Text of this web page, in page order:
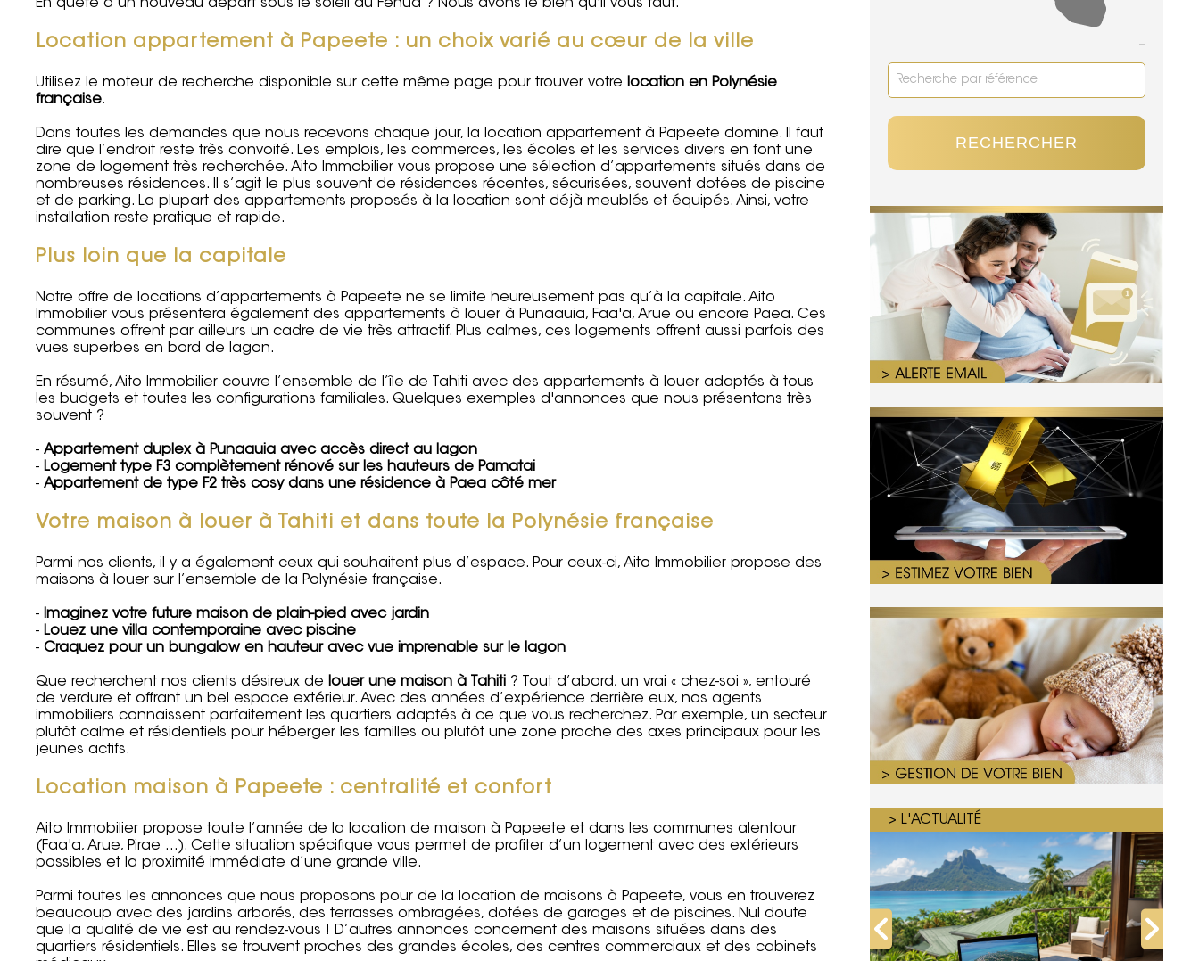
En quête d’un nouveau départ sous le soleil du Fenua ? Nous avons le bien qu'il vous faut.
Location appartement à Papeete : un choix varié au cœur de la ville
Utilisez le moteur de recherche disponible sur cette même page pour trouver votre location en Polynésie
française.
Dans toutes les demandes que nous recevons chaque jour, la location appartement à Papeete domine. Il faut
dire que l’endroit reste très convoité. Les emplois, les commerces, les écoles et les services divers en font une
zone de logement très recherchée. Aito Immobilier vous propose une sélection d’appartements situés dans de
nombreuses résidences. Il s’agit le plus souvent de résidences récentes, sécurisées, souvent dotées de piscine
et de parking. La plupart des appartements proposés à la location sont déjà meublés et équipés. Ainsi, votre
installation reste pratique et rapide.
Plus loin que la capitale
Notre offre de locations d’appartements à Papeete ne se limite heureusement pas qu’à la capitale. Aito
Immobilier vous présentera également des appartements à louer à Punaauia, Faa'a, Arue ou encore Paea. Ces
communes offrent par ailleurs un cadre de vie très attractif. Plus calmes, ces logements offrent aussi parfois des
vues superbes en bord de lagon.
En résumé, Aito Immobilier couvre l’ensemble de l’île de Tahiti avec des appartements à louer adaptés à tous
les budgets et toutes les configurations familiales. Quelques exemples d'annonces que nous présentons très
souvent ?
- Appartement duplex à Punaauia avec accès direct au lagon
- Logement type F3 complètement rénové sur les hauteurs de Pamatai
- Appartement de type F2 très cosy dans une résidence à Paea côté mer
Votre maison à louer à Tahiti et dans toute la Polynésie française
Parmi nos clients, il y a également ceux qui souhaitent plus d’espace. Pour ceux-ci, Aito Immobilier propose des
maisons à louer sur l’ensemble de la Polynésie française.
- Imaginez votre future maison de plain-pied avec jardin
- Louez une villa contemporaine avec piscine
- Craquez pour un bungalow en hauteur avec vue imprenable sur le lagon
Que recherchent nos clients désireux de louer une maison à Tahiti ? Tout d’abord, un vrai « chez-soi », entouré
de verdure et offrant un bel espace extérieur. Avec des années d’expérience derrière eux, nos agents
immobiliers connaissent parfaitement les quartiers adaptés à ce que vous recherchez. Par exemple, un secteur
plutôt calme et résidentiels pour héberger les familles ou plutôt une zone proche des axes principaux pour les
jeunes actifs.
Location maison à Papeete : centralité et confort
Aito Immobilier propose toute l’année de la location de maison à Papeete et dans les communes alentour
(Faa'a, Arue, Pirae …). Cette situation spécifique vous permet de profiter d’un logement avec des extérieurs
possibles et la proximité immédiate d’une grande ville.
Parmi toutes les annonces que nous proposons pour de la location de maisons à Papeete, vous en trouverez
beaucoup avec des jardins arborés, des terrasses ombragées, dotées de garages et de piscines. Nul doute
que la qualité de vie est au rendez-vous ! D’autres annonces concernent des maisons situées dans des
quartiers résidentiels. Elles se trouvent proches des grandes écoles, des centres commerciaux et des cabinets
RECHERCHER
> L'ACTUALITÉ